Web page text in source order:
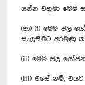
යන්න එතුමා මෙම
(ආ) (i) මෙම ජල
සැලසීමට අරමුණු
(ii) මෙම ජල
(iii) එසේ නම්,